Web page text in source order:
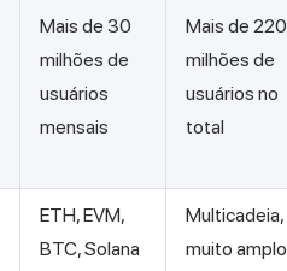
Mais de 30
milhões de
usuários
mensais
Mais de 220
milhões de
usuários no
total
ETH, EVM,
BTC, Solana
Multicadeia,
muito amplo